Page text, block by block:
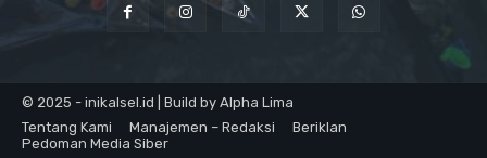
© 2025 - inikalsel.id | Build by Alpha Lima
Tentang Kami
Manajemen – Redaksi
Beriklan
Pedoman Media Siber